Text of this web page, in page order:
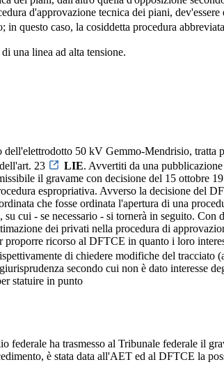
d'approvazione tecnica dei piani,
questo caso, la cosiddetta procedura
una linea ad alta tensione.
50 kV Gemmo-Mendrisio, tratta
23
LIE. Avvertiti da una
il gravame con decisione del 15 ottobre
espropriativa. Avverso la decisione del
che fosse ordinata l'apertura di una
cui - se necessario - si tornerà in seguito.
dei privati nella procedura di
ricorso al DFTCE in quanto i loro
di chiedere modifiche del tracciato
secondo cui non è dato interesse
statuire in punto
ha trasmesso al Tribunale federale il
è stata data all'AET ed al DFTCE la